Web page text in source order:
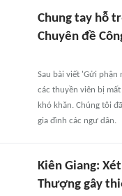
Chung tay hỗ
Chuyên đề
Sau bài viết 'Gửi phận
các thuyền viên bị
khó khăn. Chúng tôi
gia đình các ngư dân.
Kiên Giang:
Thượng gây